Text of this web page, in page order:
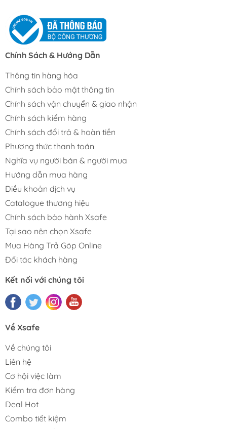
Chính Sách & Hướng Dẫn
Thông tin hàng hóa
Chính sách bảo mật thông tin
Chính sách vận chuyển & giao nhận
Chính sách kiểm hàng
Chính sách đổi trả & hoàn tiền
Phương thức thanh toán
Nghĩa vụ người bán & người mua
Hướng dẫn mua hàng
Điều khoản dịch vụ
Catalogue thương hiệu
Chính sách bảo hành Xsafe
Tại sao nên chọn Xsafe
Mua Hàng Trả Góp Online
Đối tác khách hàng
Kết nối với chúng tôi
Về Xsafe
Về chúng tôi
Liên hệ
Cơ hội việc làm
Kiểm tra đơn hàng
Deal Hot
Combo tiết kiệm